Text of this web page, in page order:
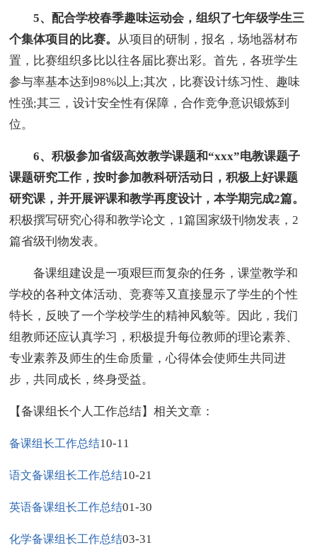
5、配合学校春季趣味运动会，组织了七年级学生三
个集体项目的比赛。 从项目的研制，报名，场地器材布
置，比赛组织多比以往各届比赛出彩。首先，各班学生
参与率基本达到98%以上;其次，比赛设计练习性、趣味
性强;其三，设计安全性有保障，合作竞争意识锻炼到
位。
6、积极参加省级高效教学课题和“xxx”电教课题子
课题研究工作，按时参加教科研活动日，积极上好课题
研究课，并开展评课和教学再度设计，本学期完成2篇。
积极撰写研究心得和教学论文，1篇国家级刊物发表，2
篇省级刊物发表。
备课组建设是一项艰巨而复杂的任务，课堂教学和
学校的各种文体活动、竞赛等又直接显示了学生的个性
特长，反映了一个学校学生的精神风貌等。因此，我们
组教师还应认真学习，积极提升每位教师的理论素养、
专业素养及师生的生命质量，心得体会使师生共同进
步，共同成长，终身受益。
【备课组长个人工作总结】相关文章：
备课组长工作总结10-11
语文备课组长工作总结10-21
英语备课组长工作总结01-30
化学备课组长工作总结03-31